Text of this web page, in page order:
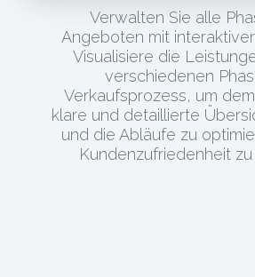
Verwalten Sie alle
Angeboten mit
Visualisiere die
verschiedenen
Verkaufsprozess, um
klare und detaillierte
und die Abläufe zu
Kundenzufriedenheit